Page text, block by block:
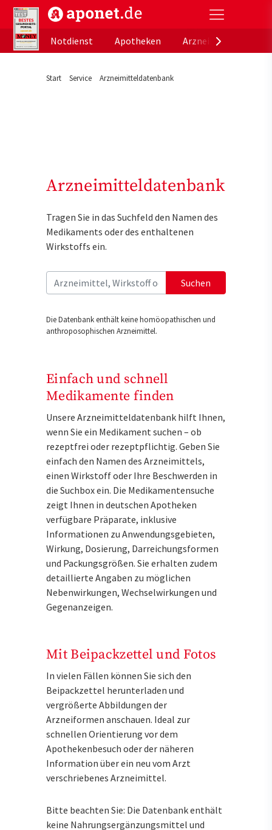
aponet.de - Das offizielle Gesundheitsportal der
Notdienst
Apotheken
Start Service Arzneimitteldatenbank
Arzneimitteldatenbank
Tragen Sie in das Suchfeld den Namen des
Medikaments oder des enthaltenen
Wirkstoffs ein.
Suchen
Die Datenbank enthält keine homöopathischen und
anthroposophischen Arzneimittel.
Einfach und schnell
Medikamente finden
Unsere Arzneimitteldatenbank hilft Ihnen,
wenn Sie ein Medikament suchen – ob
rezeptfrei oder rezeptpflichtig. Geben Sie
einfach den Namen des Arzneimittels,
einen Wirkstoff oder Ihre Beschwerden in
die Suchbox ein. Die Medikamentensuche
zeigt Ihnen in deutschen Apotheken
verfügbare Präparate, inklusive
Informationen zu Anwendungsgebieten,
Wirkung, Dosierung, Darreichungsformen
und Packungsgrößen. Sie erhalten zudem
detaillierte Angaben zu möglichen
Nebenwirkungen, Wechselwirkungen und
Gegenanzeigen.
Mit Beipackzettel und Fotos
In vielen Fällen können Sie sich den
Beipackzettel herunterladen und
vergrößerte Abbildungen der
Arzneiformen anschauen. Ideal zur
schnellen Orientierung vor dem
Apothekenbesuch oder der näheren
Information über ein neu vom Arzt
verschriebenes Arzneimittel.
Bitte beachten Sie: Die Datenbank enthält
keine Nahrungsergänzungsmittel und